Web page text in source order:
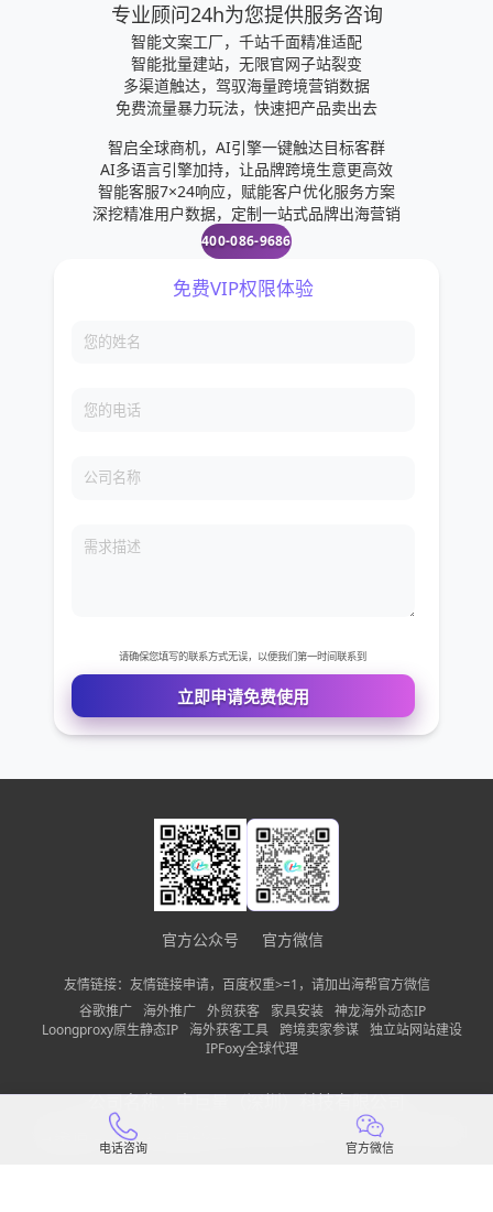
专业顾问24h为您提供服务咨询
智能文案工厂，千站千面精准适配
智能批量建站，无限官网子站裂变
多渠道触达，驾驭海量跨境营销数据
免费流量暴力玩法，快速把产品卖出去
智启全球商机，AI引擎一键触达目标客群
AI多语言引擎加持，让品牌跨境生意更高效
智能客服7×24响应，赋能客户优化服务方案
深挖精准用户数据，定制一站式品牌出海营销
400-086-9686
您的姓名
您的电话
请确保您填写的联系方式无误，以便我们第一时间联系到
立即申请免费使用
官方公众号 官方微信
友情链接：友情链接申请，百度权重>=1，请加出海帮官方微信
谷歌推广
海外推广 外贸获客 家具安装
神龙海外动态IP
Loongproxy原生静态IP 海外获客工具 跨境卖家参谋 独立站网站建设
IPFoxy全球代理
公司名称：中巨量（深圳）科技有限公司
备案信息：粤ICP备2022150197号-13 隐私政策
电话咨询 官方微信